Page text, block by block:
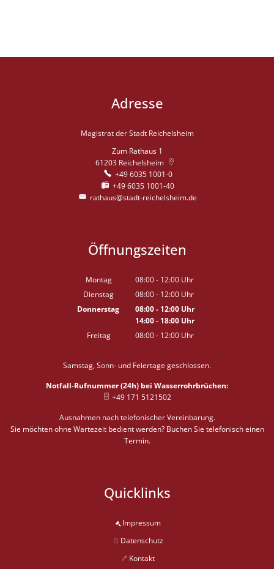
Adresse
Magistrat der Stadt Reichelsheim
Zum Rathaus 1
61203 Reichelsheim
+49 6035 1001-0
+49 6035 1001-40
rathaus@stadt-reichelsheim.de
Öffnungszeiten
Montag 08:00- 12:00 Uhr
Von 08:00 bis 12:00 Uhr
Dienstag 08:00- 12:00 Uhr
Von 08:00 bis 12:00 Uhr
Donnerstag 08:00- 12:00Uhr
Von 08:00 bis 12:00 Uhr
14:00- 18:00Uhr
Von 14:00 bis 18:00 Uhr
Freitag 08:00- 12:00 Uhr
Samstag, Sonn- und Feiertage geschlossen.
Notfall-Rufnummer (24h) bei Wasserrohrbrüchen:
+49 171 5121502
Ausnahmen nach telefonischer Vereinbarung.
Sie möchten ohne Wartezeit bedient werden? Buchen Sie telefonisch einen
Termin.
Quicklinks
Impressum
Datenschutz
Kontakt